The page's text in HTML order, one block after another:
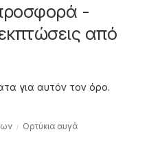
-
από
για αυτόν τον όρο.
Ορτύκια αυγά